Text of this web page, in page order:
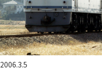
2006.3.5